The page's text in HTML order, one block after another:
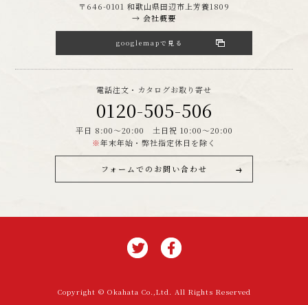
〒646-0101 和歌山県田辺市上芳養1809
→ 会社概要
googlemapで見る
電話注文・カタログお取り寄せ
0120-505-506
平日 8:00～20:00 土日祝 10:00～20:00
※年末年始・弊社指定休日を除く
フォームでのお問い合わせ
Copyright © Okahata Co.,Ltd. All Rights Reserved